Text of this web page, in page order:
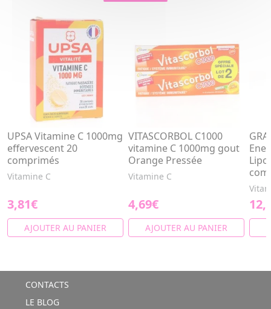
UPSA Vitamine C 1000mg
effervescent 20
comprimés
Vitamine C
3,81€
AJOUTER AU PANIER
VITASCORBOL C1000
vitamine C 1000mg gout
Orange Pressée
Vitamine C
4,69€
AJOUTER AU PANIER
CONTACTS
LE BLOG